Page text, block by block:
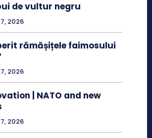
de vultur negru
2026
rămășițele faimosului
2026
| NATO and new
2026